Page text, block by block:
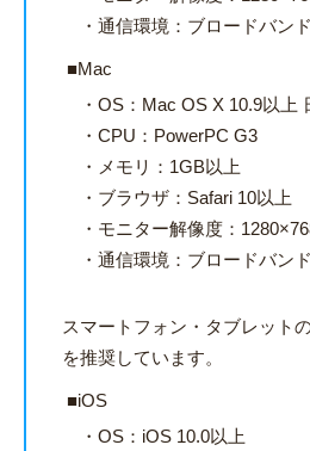
通信環境：ブロードバン
Mac
OS：Mac OS X 10.9以上
CPU：PowerPC G3
メモリ：1GB以上
ブラウザ：Safari 10以上
モニター解像度：
通信環境：ブロードバン
スマートフォン・タブレット
を推奨しています。
iOS
OS：iOS 10.0以上